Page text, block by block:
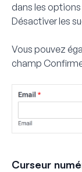
dans les
Désactiver les
Vous pouvez
champ
Curseur